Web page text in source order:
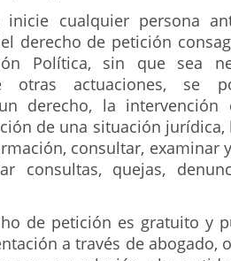
inicie cualquier persona
derecho de petición
Política, sin que sea
otras actuaciones, se
derecho, la
de una situación jurídica,
consultar, examinar
consultas, quejas,
de petición es gratuito y
a través de abogado,